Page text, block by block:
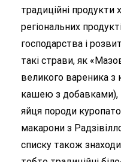
традиційні продукти
регіональних
господарства і
такі страви, як
великого вареника
кашею з добавками),
яйця породи
макарони з
списку також